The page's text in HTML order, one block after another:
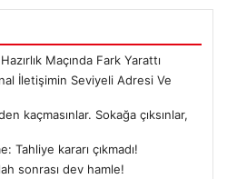
Maçında Fark Yarattı
İletişimin Seviyeli Adresi Ve
kaçmasınlar. Sokağa çıksınlar,
Tahliye kararı çıkmadı!
sonrası dev hamle!